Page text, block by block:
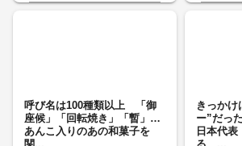
呼び名は100種類以上 「御
座候」「回転焼き」「暫」…
あんこ入りのあの和菓子を
きっかけ
ー”だっ
日本代